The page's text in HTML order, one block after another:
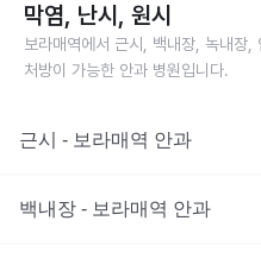
막염, 난시, 원시
보라매역에서 근시, 백내장, 녹내장
처방이 가능한 안과 병원입니다.
근시 - 보라매역 안과
백내장 - 보라매역 안과